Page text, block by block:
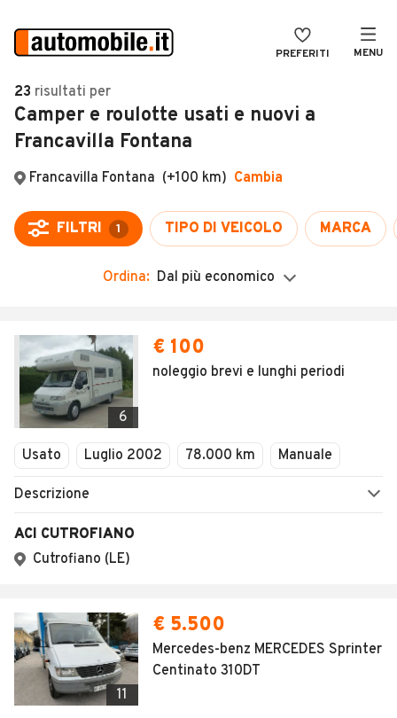
PREFERITI MENU
Auto
Auto usate
Auto Km 0
Auto Nuove
Moto
Camper
Veicoli Commerciali
Concessionari
VENDI
MAGAZINE
ACCEDI
23 risultati per
Camper e roulotte usati e nuovi a
Francavilla Fontana
Ordina: Dal più economico
6
€ 100
noleggio brevi e lunghi periodi
Usato Luglio 2002 78.000 km Manuale
Descrizione
ACI CUTROFIANO
Cutrofiano (LE)
11
€ 5.500
Mercedes-benz MERCEDES Sprinter
Centinato 310DT